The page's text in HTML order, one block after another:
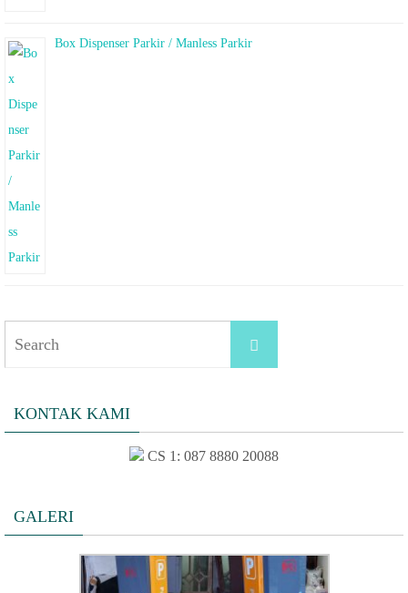
Box Dispenser Parkir / Manless Parkir
Search
KONTAK KAMI
CS 1: 087 8880 20088
GALERI